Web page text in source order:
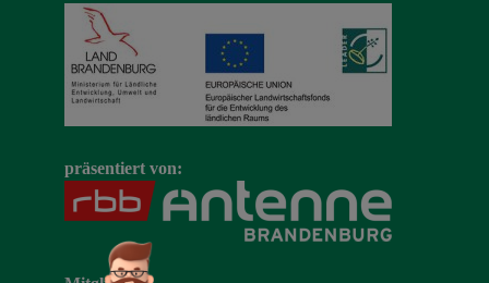
präsentiert von: